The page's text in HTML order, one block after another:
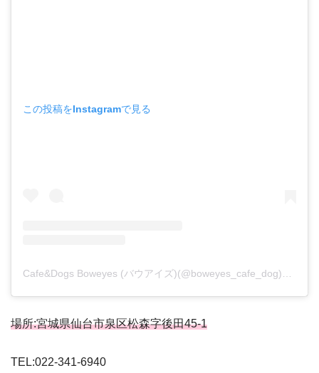
この投稿をInstagramで見る
場所:宮城県仙台市泉区松森字後田45-1
TEL:022-341-6940